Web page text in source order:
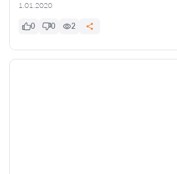
1.01.2020
0 0 2